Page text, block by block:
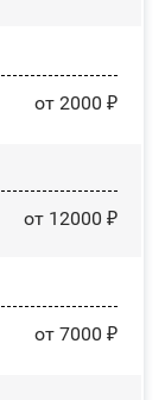
от 2000 ₽
от 12000 ₽
от 7000 ₽